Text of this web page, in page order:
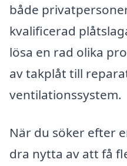
både
kvalificerad
lösa en rad olika
av takplåt till
ventilationssystem.
När du söker efter
dra nytta av att få